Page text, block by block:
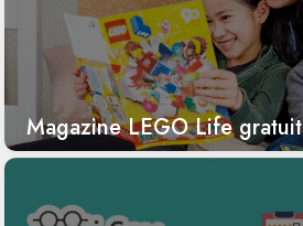
Magazine LEGO Life gratuit